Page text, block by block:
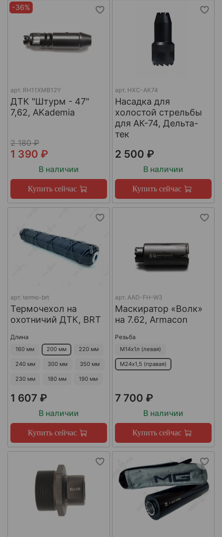
-36%
арт. RH11XMB12Y
ДТК "Штурм - 47"
7,62, AKademia
2 180 ₽
1 390 ₽
В наличии
Купить сейчас
арт. НХС-АК74
Насадка для
холостой стрельбы
для АК-74, Дельта-
тек
2 500 ₽
В наличии
Купить сейчас
арт. termo-brt
Термочехол на
охотничий ДТК, BRT
Длина
160 мм 200 мм 220 мм
240 мм 300 мм 350 мм
230 мм 180 мм 190 мм
1 607 ₽
В наличии
Купить сейчас
арт. AAD-FH-W3
Маскиратор «Волк»
на 7.62, Armacon
Резьба
М14х1л (левая)
М24х1,5 (правая)
7 700 ₽
В наличии
Купить сейчас